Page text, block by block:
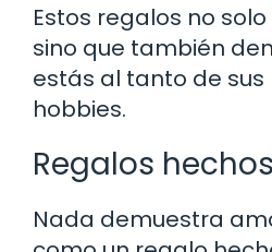
Estos regalos no
sino que también
estás al tanto de sus
hobbies.
Regalos
Nada demuestra